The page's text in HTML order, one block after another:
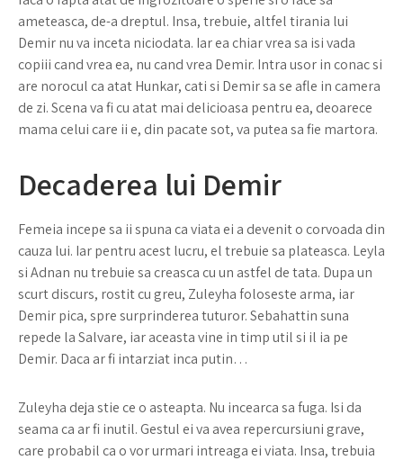
ameteasca, de-a dreptul. Insa, trebuie, altfel tirania lui
Demir nu va inceta niciodata. Iar ea chiar vrea sa isi vada
copiii cand vrea ea, nu cand vrea Demir. Intra usor in conac si
are norocul ca atat Hunkar, cati si Demir sa se afle in camera
de zi. Scena va fi cu atat mai delicioasa pentru ea, deoarece
mama celui care ii e, din pacate sot, va putea sa fie martora.
Decaderea lui Demir
Femeia incepe sa ii spuna ca viata ei a devenit o corvoada din
cauza lui. Iar pentru acest lucru, el trebuie sa plateasca. Leyla
si Adnan nu trebuie sa creasca cu un astfel de tata. Dupa un
scurt discurs, rostit cu greu, Zuleyha foloseste arma, iar
Demir pica, spre surprinderea tuturor. Sebahattin suna
repede la Salvare, iar aceasta vine in timp util si il ia pe
Demir. Daca ar fi intarziat inca putin…
Zuleyha deja stie ce o asteapta. Nu incearca sa fuga. Isi da
seama ca ar fi inutil. Gestul ei va avea repercursiuni grave,
care probabil ca o vor urmari intreaga ei viata. Insa, trebuia